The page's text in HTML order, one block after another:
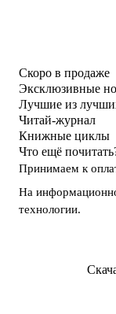
Скоро в продаже
Эксклюзивные
Лучшие из
Читай-журнал
Книжные циклы
Что ещё
Принимаем к
На
технологии.